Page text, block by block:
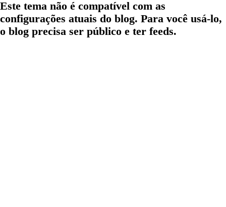
Este tema não é compatível com as
configurações atuais do blog. Para você usá-lo,
o blog precisa ser público e ter feeds.